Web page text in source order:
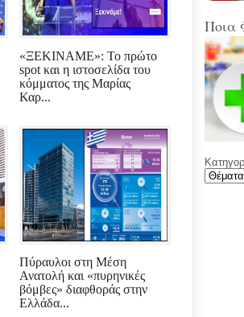
«ΞΕΚΙΝΑΜΕ»: Το πρώτο
spot και η ιστοσελίδα του
κόμματος της Μαρίας
Καρ...
Πύραυλοι στη Μέση
Ανατολή και «πυρηνικές
βόμβες» διαφθοράς στην
Ελλάδα...
την
Ποια